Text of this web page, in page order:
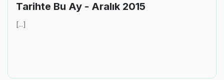
Tarihte Bu Ay - Aralık 2015
[...]